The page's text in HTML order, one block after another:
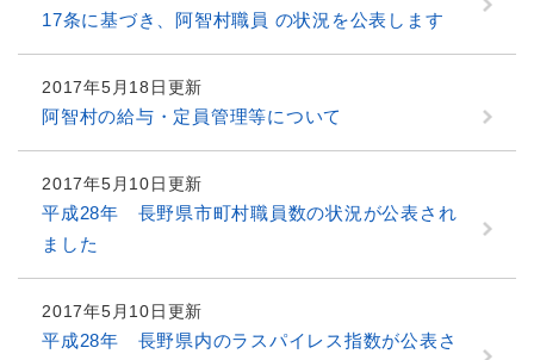
17条に基づき、阿智村職員 の状況を公表します
2017年5月18日更新
阿智村の給与・定員管理等について
2017年5月10日更新
平成28年 長野県市町村職員数の状況が公表され
ました
2017年5月10日更新
平成28年 長野県内のラスパイレス指数が公表さ